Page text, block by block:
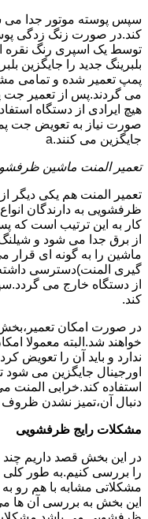
سپس پوسته موتور جدا می
کند.در صورت زنگ زدگی
توسط یک اسپری رنگ نقره
بلبرینگ جدید را جایگزین
پمپ تعمیر شده و تمامی
می گردند.پس از تعمیر
هیچ ایرادی از دستگاه
صورت نیاز به تعویض جت
جایگزین می کنند.a
تعمیر المنت ماشین
تعمیر المنت هم یکی دیگر
ظرفشویی به دارندگان
کار به این ترتیب است که
از برق جدا می شود و
ماشین را به گونه ای قرار
گیری المنت)دسترسی داشته
از دستگاه خارج می
کند.
در صورت امکان
خواهند شد.البته معمولا
ندارد و باید آن را تعویض
اورجینال جایگزین می
استفاده کند.خرابی المنت
دنبال آن،تمیز نشدن ظروف
مشکلات رایج ظرفشویی
در این بخش قصد داریم
را بررسی کنیم.به طور کلی
مشکلاتی مشابه با هم رو
این بخش به بررسی آن ها